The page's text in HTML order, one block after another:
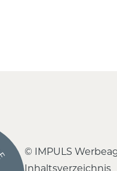
Inhaltsverzeichnis
© IMPULS